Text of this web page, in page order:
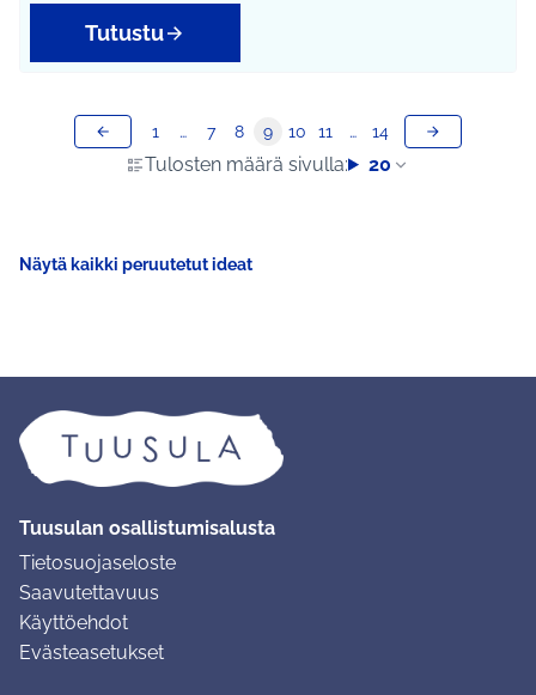
Tutustu
Tulosten määrä sivulla: 20
1 … 7 8 9 10 11 … 14
Näytä kaikki peruutetut ideat
Tuusulan osallistumisalusta
Tietosuojaseloste
Saavutettavuus
Käyttöehdot
Evästeasetukset